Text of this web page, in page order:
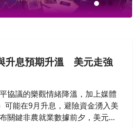
升息預期升溫 美元走強
協議的樂觀情緒降溫，加上媒體
可能在9月升息，避險資金湧入美
關鍵非農就業數據前夕，美元兌